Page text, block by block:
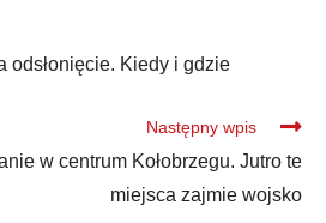
odsłonięcie. Kiedy i gdzie
Następny wpis
w centrum Kołobrzegu. Jutro te
miejsca zajmie wojsko